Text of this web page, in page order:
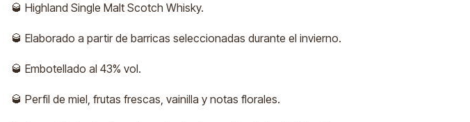
🥃 Highland Single Malt Scotch Whisky.
🥃 Elaborado a partir de barricas seleccionadas durante el invierno.
🥃 Embotellado al 43% vol.
🥃 Perfil de miel, frutas frescas, vainilla y notas florales.